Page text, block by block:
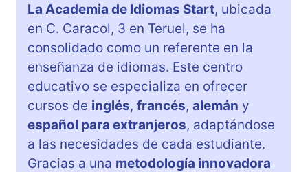
La Academia de Idiomas Start, ubicada
en C. Caracol, 3 en Teruel, se ha
consolidado como un referente en la
enseñanza de idiomas. Este centro
educativo se especializa en ofrecer
cursos de inglés, francés, alemán y
español para extranjeros, adaptándose
a las necesidades de cada estudiante.
Gracias a una metodología innovadora